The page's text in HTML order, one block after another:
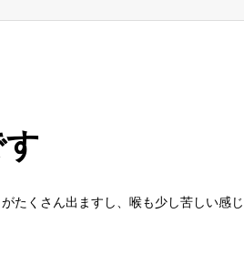
たくさん出ますし、喉も少し苦しい感